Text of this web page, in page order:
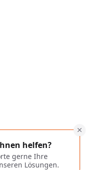
helfen?
gerne Ihre
Lösungen.